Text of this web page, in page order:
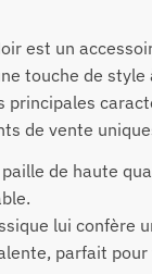
est un
touche de style
principales
de vente
de haute
lui confère
parfait